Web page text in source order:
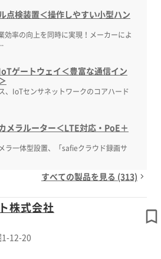
点検装置＜操作しやすい小型ハン
効率の向上を同時に実現！メーカーによ
ゲートウェイ＜豊富な通信イン
、IoTセンサネットワークのコアハード
メラルーター＜LTE対応・PoE＋
ラ一体型設置、「safieクラウド録画サ
すべての製品を見る (313)
株式会社
12-20